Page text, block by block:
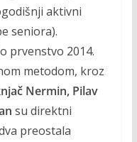
aktivni
seniora).
prvenstvo 2014.
metodom, kroz
Nermin, Pilav
su direktni
preostala